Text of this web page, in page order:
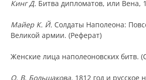
Кинг Д. Битва дипломатов, или Вена,
Майер К. Й. Солдаты Наполеона:
Великой армии. (Реферат)
Женские лица наполеоновских битв.
О. В. Большакова. 1812 год и русское